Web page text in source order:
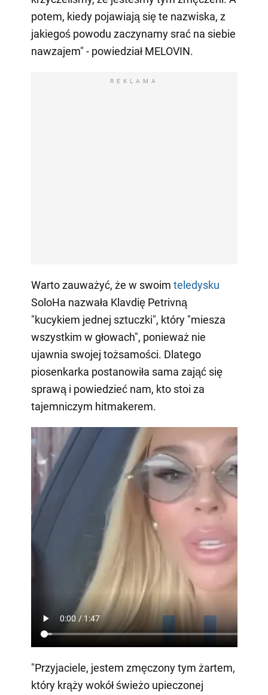
potem, kiedy pojawiają się te nazwiska, z
jakiegoś powodu zaczynamy srać na siebie
nawzajem" - powiedział MELOVIN.
REKLAMA
Warto zauważyć, że w swoim teledysku
SoloHa nazwała Klavdię Petrivną
"kucykiem jednej sztuczki", który "miesza
wszystkim w głowach", ponieważ nie
ujawnia swojej tożsamości. Dlatego
piosenkarka postanowiła sama zająć się
sprawą i powiedzieć nam, kto stoi za
tajemniczym hitmakerem.
"Przyjaciele, jestem zmęczony tym żartem,
który krąży wokół świeżo upieczonej